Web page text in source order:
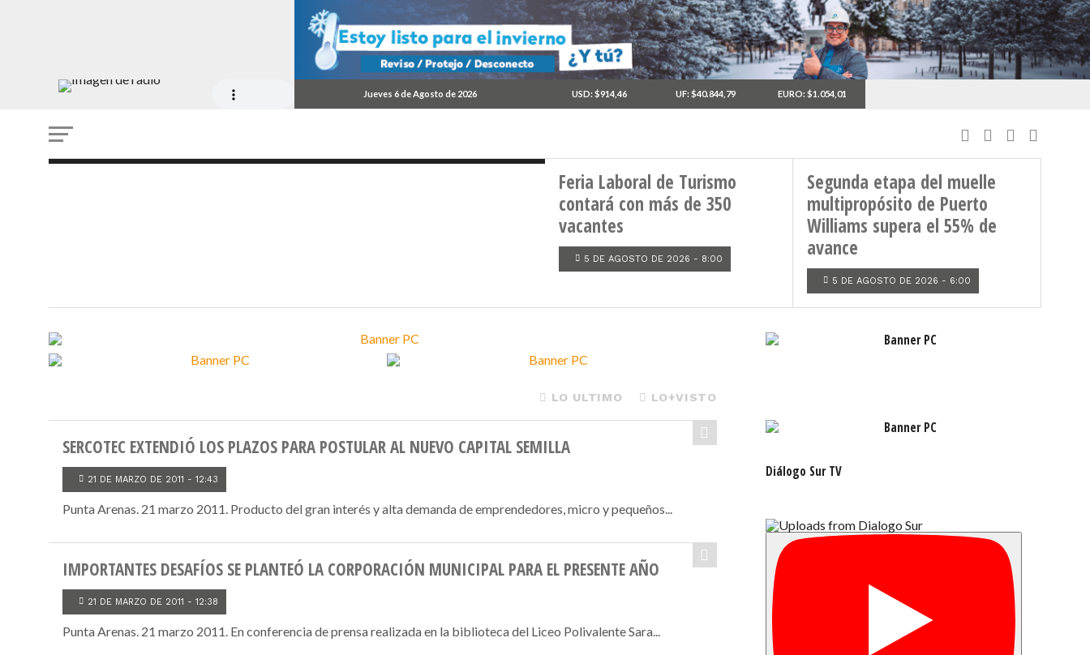
Jueves 6 de Agosto de 2026 USD: $914,46 UF: $40.844,79 EURO: $1.054,01
en Chile registra en julio su
primera racha de crecimiento
consecutivo del año
Feria Laboral de Turismo
contará con más de 350
vacantes
5 DE AGOSTO DE 2026 - 8:00
Segunda etapa del muelle
multipropósito de Puerto
Williams supera el 55% de
avance
5 DE AGOSTO DE 2026 - 6:00
LO ULTIMO LO+VISTO
SERCOTEC EXTENDIÓ LOS PLAZOS PARA POSTULAR AL NUEVO CAPITAL SEMILLA
21 DE MARZO DE 2011 - 12:43
Punta Arenas. 21 marzo 2011. Producto del gran interés y alta demanda de emprendedores, micro y pequeños...
IMPORTANTES DESAFÍOS SE PLANTEÓ LA CORPORACIÓN MUNICIPAL PARA EL PRESENTE AÑO
21 DE MARZO DE 2011 - 12:38
Punta Arenas. 21 marzo 2011. En conferencia de prensa realizada en la biblioteca del Liceo Polivalente Sara...
Diálogo Sur TV